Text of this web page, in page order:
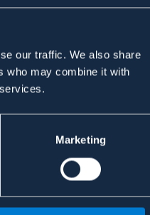
our traffic. We also share
who may combine it with
Marketing
Recensioner